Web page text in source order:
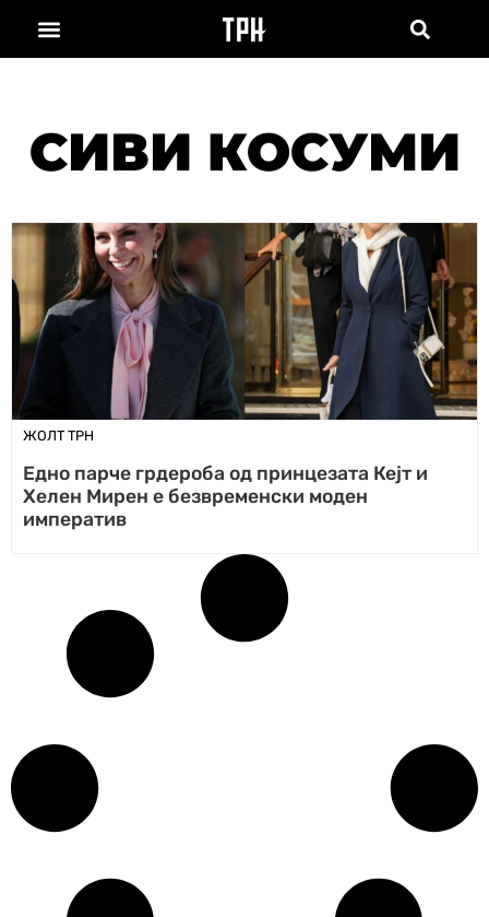
СИВИ КОСУМИ
ЖОЛТ ТРН
Едно парче грдероба од принцезата Кејт и
Хелен Мирен е безвременски моден
императив